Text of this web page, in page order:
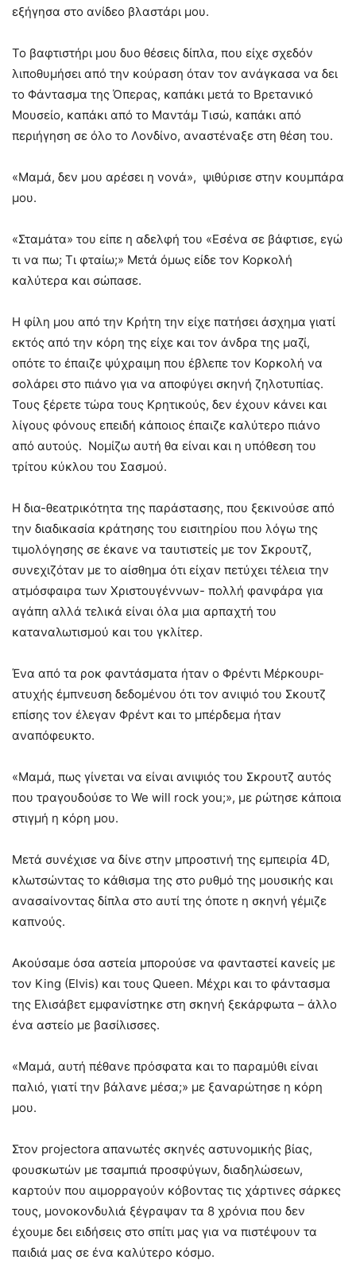
εξήγησα στο ανίδεο βλαστάρι μου.
Το βαφτιστήρι μου δυο θέσεις δίπλα, που είχε σχεδόν
λιποθυμήσει από την κούραση όταν τον ανάγκασα να δει
το Φάντασμα της Όπερας, καπάκι μετά το Βρετανικό
Μουσείο, καπάκι από το Μαντάμ Τισώ, καπάκι από
περιήγηση σε όλο το Λονδίνο, αναστέναξε στη θέση του.
«Μαμά, δεν μου αρέσει η νονά», ψιθύρισε στην κουμπάρα
μου.
«Σταμάτα» του είπε η αδελφή του «Εσένα σε βάφτισε, εγώ
τι να πω; Τι φταίω;» Μετά όμως είδε τον Κορκολή
καλύτερα και σώπασε.
Η φίλη μου από την Κρήτη την είχε πατήσει άσχημα γιατί
εκτός από την κόρη της είχε και τον άνδρα της μαζί,
οπότε το έπαιζε ψύχραιμη που έβλεπε τον Κορκολή να
σολάρει στο πιάνο για να αποφύγει σκηνή ζηλοτυπίας.
Τους ξέρετε τώρα τους Κρητικούς, δεν έχουν κάνει και
λίγους φόνους επειδή κάποιος έπαιζε καλύτερο πιάνο
από αυτούς. Νομίζω αυτή θα είναι και η υπόθεση του
τρίτου κύκλου του Σασμού.
Η δια-θεατρικότητα της παράστασης, που ξεκινούσε από
την διαδικασία κράτησης του εισιτηρίου που λόγω της
τιμολόγησης σε έκανε να ταυτιστείς με τον Σκρουτζ,
συνεχιζόταν με το αίσθημα ότι είχαν πετύχει τέλεια την
ατμόσφαιρα των Χριστουγέννων- πολλή φανφάρα για
αγάπη αλλά τελικά είναι όλα μια αρπαχτή του
καταναλωτισμού και του γκλίτερ.
Ένα από τα ροκ φαντάσματα ήταν ο Φρέντι Μέρκουρι-
ατυχής έμπνευση δεδομένου ότι τον ανιψιό του Σκουτζ
επίσης τον έλεγαν Φρέντ και το μπέρδεμα ήταν
αναπόφευκτο.
«Μαμά, πως γίνεται να είναι ανιψιός του Σκρουτζ αυτός
που τραγουδούσε το We will rock you;», με ρώτησε κάποια
στιγμή η κόρη μου.
Μετά συνέχισε να δίνε στην μπροστινή της εμπειρία 4D,
κλωτσώντας το κάθισμα της στο ρυθμό της μουσικής και
ανασαίνοντας δίπλα στο αυτί της όποτε η σκηνή γέμιζε
καπνούς.
Ακούσαμε όσα αστεία μπορούσε να φανταστεί κανείς με
τον King (Elvis) και τους Queen. Μέχρι και το φάντασμα
της Ελισάβετ εμφανίστηκε στη σκηνή ξεκάρφωτα – άλλο
ένα αστείο με βασίλισσες.
«Μαμά, αυτή πέθανε πρόσφατα και το παραμύθι είναι
παλιό, γιατί την βάλανε μέσα;» με ξαναρώτησε η κόρη
μου.
Στον projectora απανωτές σκηνές αστυνομικής βίας,
φουσκωτών με τσαμπιά προσφύγων, διαδηλώσεων,
καρτούν που αιμορραγούν κόβοντας τις χάρτινες σάρκες
τους, μονοκονδυλιά ξέγραψαν τα 8 χρόνια που δεν
έχουμε δει ειδήσεις στο σπίτι μας για να πιστέψουν τα
παιδιά μας σε ένα καλύτερο κόσμο.